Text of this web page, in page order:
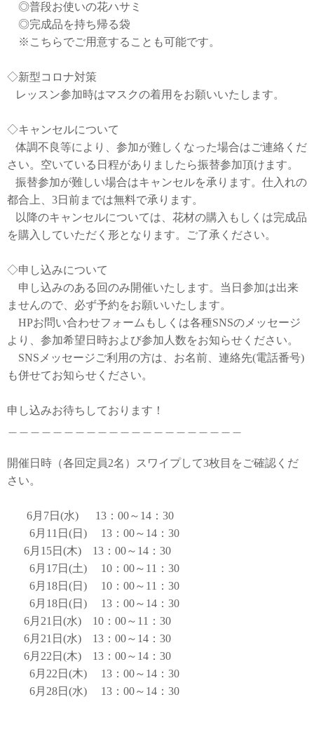
◎普段お使いの花ハサミ
◎完成品を持ち帰る袋
※こちらでご用意することも可能です。
◇新型コロナ対策
レッスン参加時はマスクの着用をお願いいたします。
◇キャンセルについて
体調不良等により、参加が難しくなった場合はご連絡くだ
さい。空いている日程がありましたら振替参加頂けます。
振替参加が難しい場合はキャンセルを承ります。仕入れの
都合上、3日前までは無料で承ります。
以降のキャンセルについては、花材の購入もしくは完成品
を購入していただく形となります。ご了承ください。
◇申し込みについて
申し込みのある回のみ開催いたします。当日参加は出来
ませんので、必ず予約をお願いいたします。
HPお問い合わせフォームもしくは各種SNSのメッセージ
より、参加希望日時および参加人数をお知らせください。
SNSメッセージご利用の方は、お名前、連絡先(電話番号)
も併せてお知らせください。
申し込みお待ちしております！
開催日時（各回定員2名）スワイプして3枚目をご確認くだ
さい。
6月7日(水) 13：00～14：30
6月11日(日) 13：00～14：30
6月15日(木) 13：00～14：30
6月17日(土) 10：00～11：30
6月18日(日) 10：00～11：30
6月18日(日) 13：00～14：30
6月21日(水) 10：00～11：30
6月21日(水) 13：00～14：30
6月22日(木) 13：00～14：30
6月22日(木) 13：00～14：30
6月28日(水) 13：00～14：30